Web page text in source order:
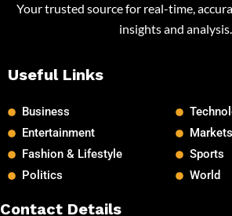
Your trusted source for real-time,
insights and analysis.
Useful Links
Business
Entertainment
Fashion & Lifestyle
Politics
Markets
Sports
World
Contact Details